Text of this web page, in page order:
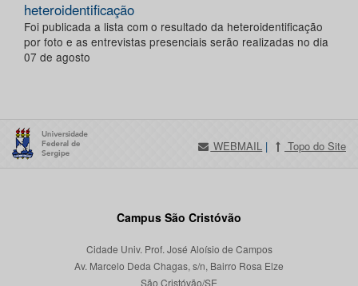
heteroidentificação
Foi publicada a lista com o resultado da heteroidentificação
por foto e as entrevistas presenciais serão realizadas no dia
07 de agosto
WEBMAIL | Topo do Site
Campus São Cristóvão
Cidade Univ. Prof. José Aloísio de Campos
Av. Marcelo Deda Chagas, s/n, Bairro Rosa Elze
São Cristóvão/SE